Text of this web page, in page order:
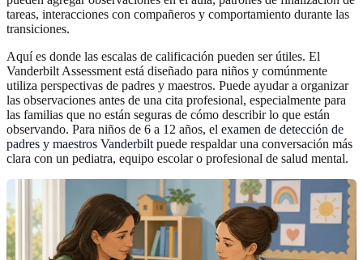
tareas, interacciones con compañeros y comportamiento durante las
transiciones.
Aquí es donde las escalas de calificación pueden ser útiles. El
Vanderbilt Assessment está diseñado para niños y comúnmente
utiliza perspectivas de padres y maestros. Puede ayudar a organizar
las observaciones antes de una cita profesional, especialmente para
las familias que no están seguras de cómo describir lo que están
observando. Para niños de 6 a 12 años, el examen de detección de
padres y maestros Vanderbilt puede respaldar una conversación más
clara con un pediatra, equipo escolar o profesional de salud mental.